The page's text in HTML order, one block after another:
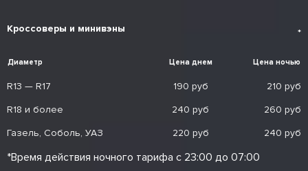
Кроссоверы и минивэны *
Диаметр Цена днем Цена ночью
R13 — R17 190 руб
210 руб
R18 и более
240 руб
260 руб
Газель, Соболь, УАЗ
220 руб 240 руб
*Время действия ночного тарифа с 23:00 до 07:00